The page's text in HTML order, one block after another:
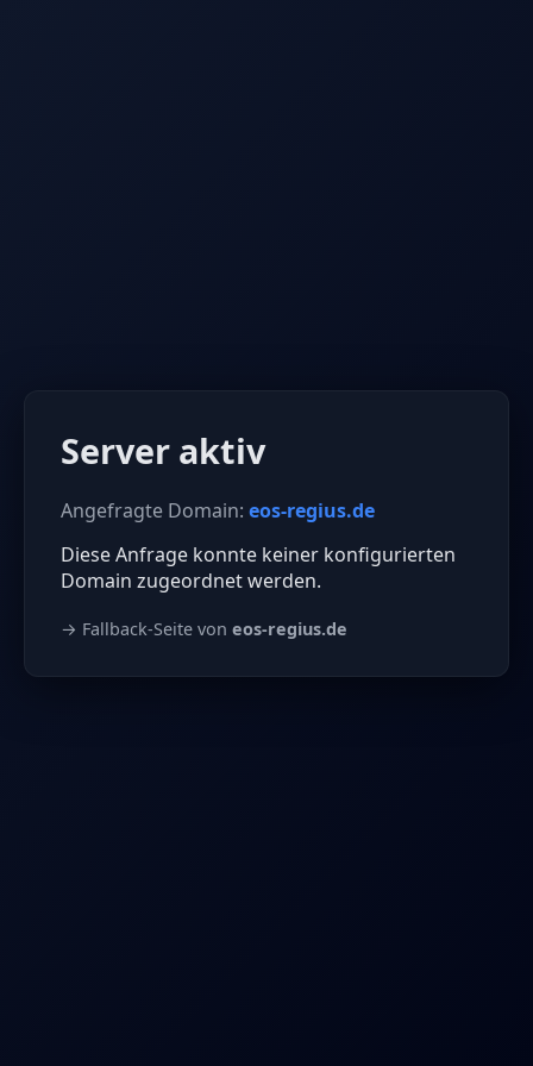
Server aktiv
Angefragte Domain: eos-regius.de
Diese Anfrage konnte keiner konfigurierten
Domain zugeordnet werden.
→ Fallback-Seite von eos-regius.de